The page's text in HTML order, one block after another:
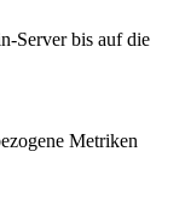
Server bis auf die
Metriken